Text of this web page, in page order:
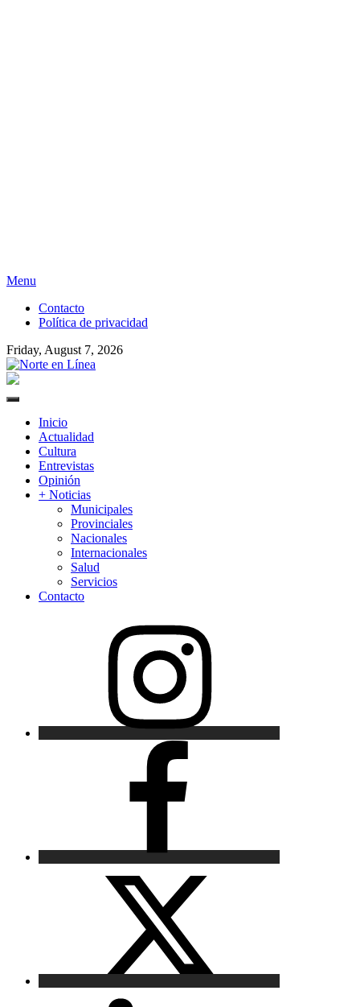
Skip
content
Menu
Contacto
Política de privacidad
Friday, August 7, 2026
Primary
Inicio
Actualidad
Cultura
Entrevistas
Opinión
+ Noticias
Municipales
Provinciales
Nacionales
Internacionales
Salud
Servicios
Contacto